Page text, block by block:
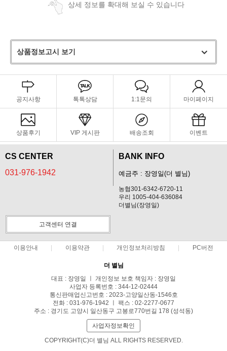
상세 정보를 확대해 보실 수 있습니다
상품정보고시 보기
공지사항 톡톡상담 1:1문의 마이페이지
상품후기 VIP 게시판 배송조회 이벤트
CS CENTER
031-976-1942
BANK INFO
예금주 : 장영일(더 별님)
농협301-6342-6720-11
우리 1005-404-636084
더별님(장영일)
고객센터 연결
이용안내 이용약관 개인정보처리방침 PC버전
더 별님
대표 : 장영일 ㅣ 개인정보 보호 책임자 : 장영일
사업자 등록번호 : 344-12-02444
통신판매업신고번호 : 2023-고양일산동-1546호
전화 : 031-976-1942 ㅣ 팩스 : 02-2277-0677
주소 : 경기도 고양시 일산동구 고봉로770번길 178 (성석동)
사업자정보확인
COPYRIGHT(C)더 별님 ALL RIGHTS RESERVED.